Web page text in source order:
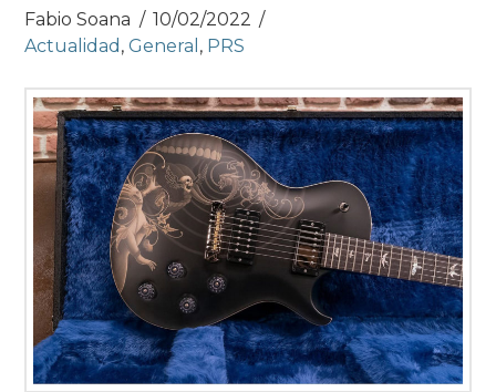
Fabio Soana
10/02/2022
Actualidad ,General , PRS